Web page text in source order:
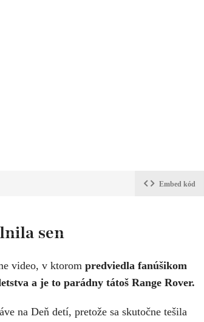
Embed kód
sen
video, v ktorom predviedla fanúšikom
a je to parádny tátoš Range Rover.
na Deň detí, pretože sa skutočne tešila